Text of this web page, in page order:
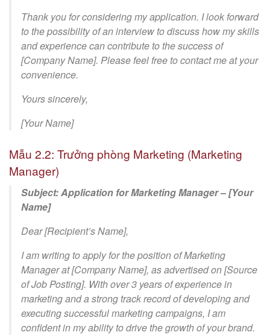
Thank you for considering my application. I look forward
to the possibility of an interview to discuss how my skills
and experience can contribute to the success of
[Company Name]. Please feel free to contact me at your
convenience.
Yours sincerely,
[Your Name]
Mẫu 2.2: Trưởng phòng Marketing (Marketing
Manager)
Subject: Application for Marketing Manager – [Your
Name]
Dear [Recipient’s Name],
I am writing to apply for the position of Marketing
Manager at [Company Name], as advertised on [Source
of Job Posting]. With over 3 years of experience in
marketing and a strong track record of developing and
executing successful marketing campaigns, I am
confident in my ability to drive the growth of your brand.